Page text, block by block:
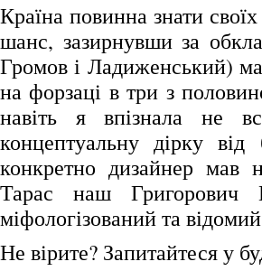
Країна повинна знати
шанс, зазирнувши за
Громов і Ладиженський)
на форзаці в три з
навіть я впізнала не
концептуальну дірку
конкретно дизайнер мав
Тарас наш Григорович
міфологізований та
Не вірите? Запитайтеся у